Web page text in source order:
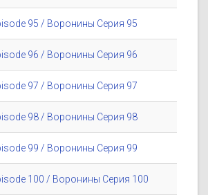
95 / Воронины Серия 95
96 / Воронины Серия 96
97 / Воронины Серия 97
98 / Воронины Серия 98
99 / Воронины Серия 99
100 / Воронины Серия 100